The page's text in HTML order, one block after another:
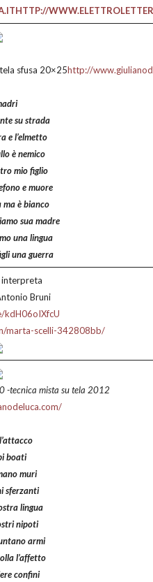
HTTP://
sfusa 20×25http://
su strada
e l’elmetto
è nemico
mio figlio
e muore
ma è bianco
sua madre
una lingua
una guerra
interpreta
Bruni
kdH06oIXfcU
marta-scelli-342808bb/
-tecnica mista su tela 2012
boati
muri
sferzanti
lingua
nipoti
armi
l’affetto
confini